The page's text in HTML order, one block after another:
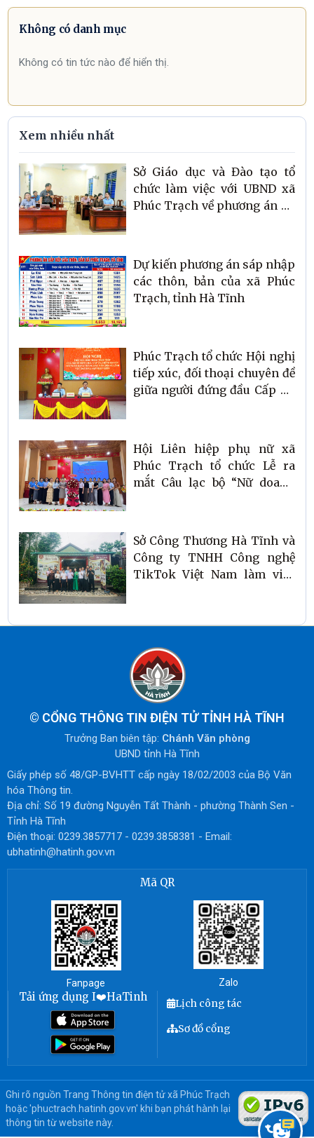
Không có danh mục
Không có tin tức nào để hiển thị.
Xem nhiều nhất
Sở Giáo dục và Đào tạo tổ
chức làm việc với UBND xã
Phúc Trạch về phương án hỗ
kiện học tập sau khi xã
Hương Xuân hoàn thành
trường nội trú liên cấp
Dự kiến phương án sáp nhập
các thôn, bản của xã Phúc
Trạch, tỉnh Hà Tĩnh
Phúc Trạch tổ chức Hội nghị
tiếp xúc, đối thoại chuyên đề
giữa người đứng đầu Cấp ủy,
vực đất đai và công tác sáp
nhập thôn, bản trên địa bàn
xã
Hội Liên hiệp phụ nữ xã
Phúc Trạch tổ chức Lễ ra
mắt Câu lạc bộ “Nữ doanh
Sở Công Thương Hà Tĩnh và
Công ty TNHH Công nghệ
TikTok Việt Nam làm việc
chủ lực
© CỔNG THÔNG TIN ĐIỆN TỬ TỈNH HÀ TĨNH
Trưởng Ban biên tập: Chánh Văn phòng
UBND tỉnh Hà Tĩnh
Giấy phép số 48/GP-BVHTT cấp ngày 18/02/2003 của Bộ Văn
hóa Thông tin.
Địa chỉ: Số 19 đường Nguyễn Tất Thành - phường Thành Sen -
Tỉnh Hà Tĩnh
Điện thoại: 0239.3857717 - 0239.3858381 - Email:
ubhatinh@hatinh.gov.vn
Mã QR
Fanpage Zalo
Tải ứng dụng I❤️HaTinh
Lịch công tác
Sơ đồ cổng
Ghi rõ nguồn Trang Thông tin điện tử xã Phúc Trạch
hoặc 'phuctrach.hatinh.gov.vn' khi bạn phát hành lại
thông tin từ website này.